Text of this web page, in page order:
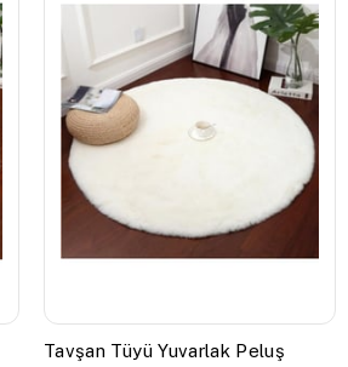
Tavşan Tüyü Yuvarlak Peluş